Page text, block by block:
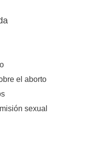
el aborto
sexual